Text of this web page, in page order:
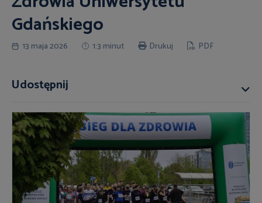
Gdańskiego
13 maja 2026 1:3 minut Drukuj PDF
Udostępnij